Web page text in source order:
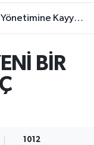
Kayyum Atandı
BİR
1012